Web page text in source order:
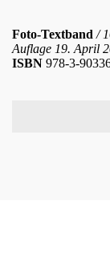
Foto-Textband /
Auflage 19. April
ISBN 978-3-